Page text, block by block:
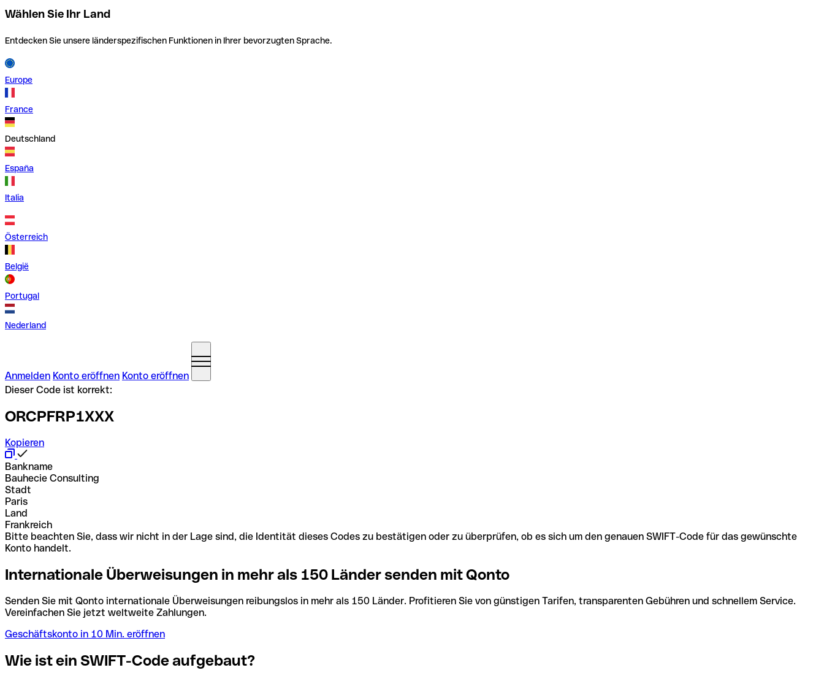
Wählen Sie Ihr Land
Entdecken Sie unsere länderspezifischen Funktionen in Ihrer bevorzugten Sprache.
Europe
France
Deutschland
España
Italia
Österreich
België
Portugal
Nederland
Anmelden Konto eröffnen Konto eröffnen
Dieser Code ist korrekt:
ORCPFRP1XXX
Kopieren
Bankname
Bauhecie Consulting
Stadt
Paris
Land
Frankreich
Bitte beachten Sie, dass wir nicht in der Lage sind, die Identität dieses Codes zu bestätigen oder zu überprüfen, ob es sich um den genauen SWIFT-Code für das gewünschte
Konto handelt.
Internationale Überweisungen in mehr als 150 Länder senden mit Qonto
Senden Sie mit Qonto internationale Überweisungen reibungslos in mehr als 150 Länder. Profitieren Sie von günstigen Tarifen, transparenten Gebühren und schnellem Service.
Vereinfachen Sie jetzt weltweite Zahlungen.
Geschäftskonto in 10 Min. eröffnen
Wie ist ein SWIFT-Code aufgebaut?